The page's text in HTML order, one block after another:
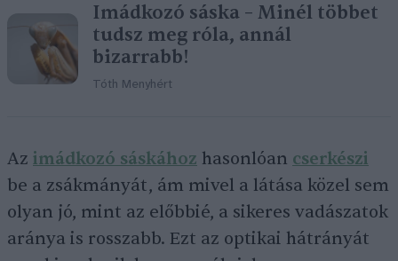
Imádkozó sáska – Minél többet
tudsz meg róla, annál
bizarrabb!
Tóth Menyhért
Az imádkozó sáskához hasonlóan cserkészi
be a zsákmányát, ám mivel a látása közel sem
olyan jó, mint az előbbié, a sikeres vadászatok
aránya is rosszabb. Ezt az optikai hátrányát